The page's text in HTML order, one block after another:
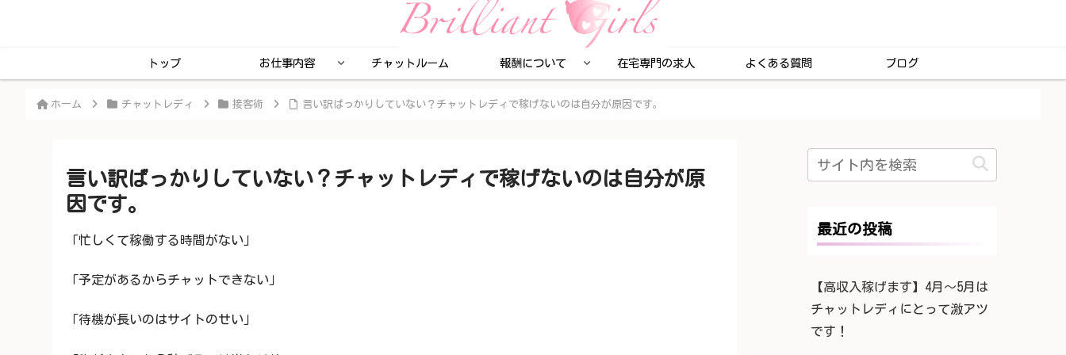
トップ お仕事内容 チャットルーム 報酬について 在宅専門の求人 よくある質問 ブログ
ホーム チャットレディ 接客術 言い訳ばっかりしていない？チャットレディで稼げないのは自分が原因です。
言い訳ばっかりしていない？チャットレディで稼げないのは自分が原
因です。
「忙しくて稼働する時間がない」
「予定があるからチャットできない」
「待機が長いのはサイトのせい」
最近の投稿
【高収入稼げます】4月〜5月は
チャットレディにとって激アツ
です！